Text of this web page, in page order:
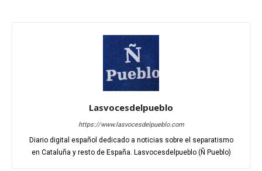
Lasvocesdelpueblo
https://www.lasvocesdelpueblo.com
Diario digital español dedicado a noticias sobre el separatismo
en Cataluña y resto de España. Lasvocesdelpueblo (Ñ Pueblo)